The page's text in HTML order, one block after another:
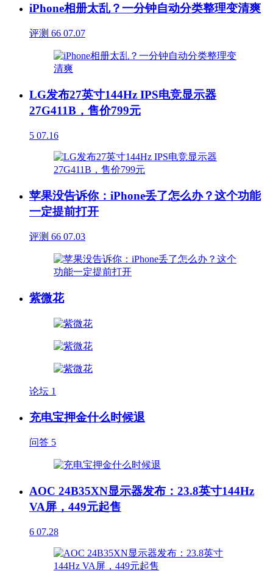
iPhone相册太乱？一分钟自动分类整理变清爽
评测 66 07.07
LG发布27英寸144Hz IPS电竞显示器
27G411B，售价799元
5 07.16
苹果没告诉你：iPhone丢了怎么办？这个功能
一定提前打开
评测 66 07.03
紫微花
论坛 1
充电宝押金什么时候退
问答 5
AOC 24B35XN显示器发布：23.8英寸144Hz
VA屏，449元起售
6 07.28